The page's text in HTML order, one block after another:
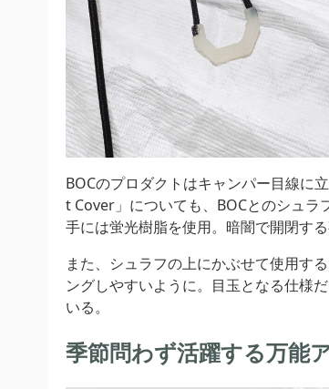
BOCのプロダクトはキャンパー目線に
t Cover」についても、BOCとのシュラ
手には蛍光樹脂を使用。暗闇で開閉す
また、シュラフの上にかぶせて使用す
ングしやすいように。目玉となる仕様
いる。
季節問わず活躍する万能